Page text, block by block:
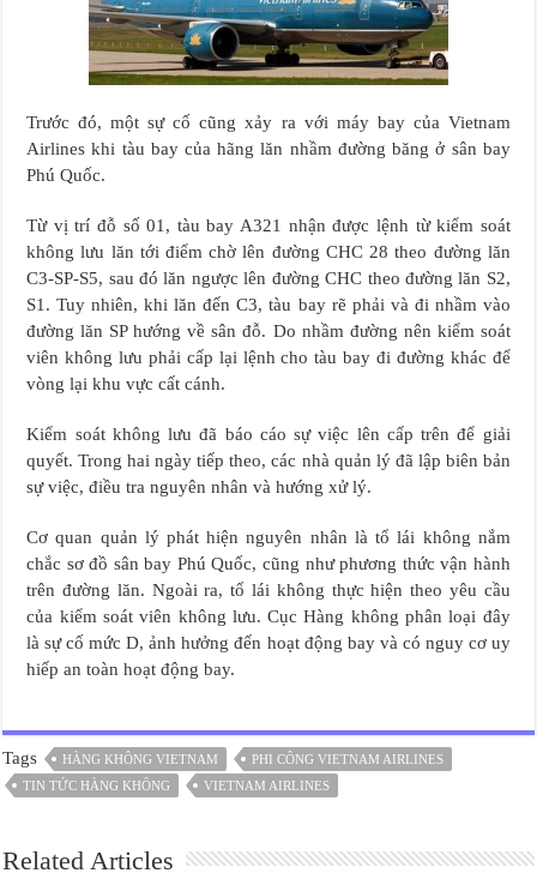
Trước đó, một sự cố cũng xảy ra với máy bay của Vietnam
Airlines khi tàu bay của hãng lăn nhầm đường băng ở sân bay
Phú Quốc.
Từ vị trí đỗ số 01, tàu bay A321 nhận được lệnh từ kiểm soát
không lưu lăn tới điểm chờ lên đường CHC 28 theo đường lăn
C3-SP-S5, sau đó lăn ngược lên đường CHC theo đường lăn S2,
S1. Tuy nhiên, khi lăn đến C3, tàu bay rẽ phải và đi nhầm vào
đường lăn SP hướng về sân đỗ. Do nhầm đường nên kiểm soát
viên không lưu phải cấp lại lệnh cho tàu bay đi đường khác để
vòng lại khu vực cất cánh.
Kiểm soát không lưu đã báo cáo sự việc lên cấp trên để giải
quyết. Trong hai ngày tiếp theo, các nhà quản lý đã lập biên bản
sự việc, điều tra nguyên nhân và hướng xử lý.
Cơ quan quản lý phát hiện nguyên nhân là tổ lái không nắm
chắc sơ đồ sân bay Phú Quốc, cũng như phương thức vận hành
trên đường lăn. Ngoài ra, tổ lái không thực hiện theo yêu cầu
của kiểm soát viên không lưu. Cục Hàng không phân loại đây
là sự cố mức D, ảnh hưởng đến hoạt động bay và có nguy cơ uy
hiếp an toàn hoạt động bay.
Tags HÀNG KHÔNG VIETNAM
PHI CÔNG VIETNAM AIRLINES
TIN TỨC HÀNG KHÔNG
VIETNAM AIRLINES
Related Articles